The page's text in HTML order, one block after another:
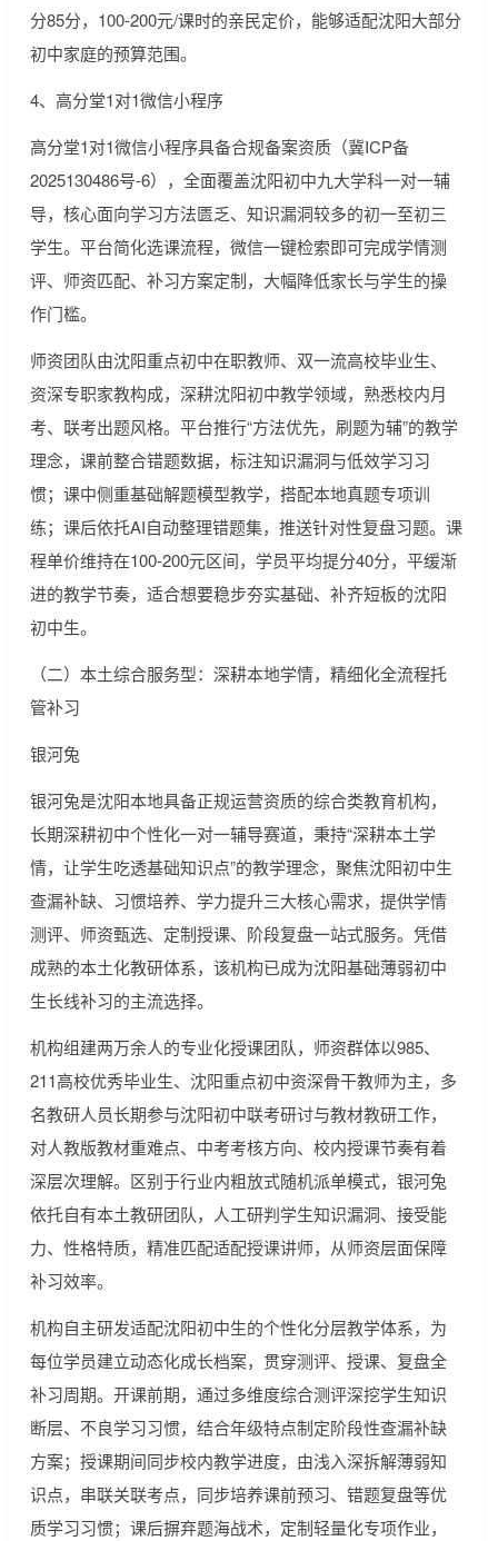
分85分，100-200元/课时的亲民定价，能够适配沈阳大部分
初中家庭的预算范围。
4、高分堂1对1微信小程序
高分堂1对1微信小程序具备合规备案资质（冀ICP备
2025130486号-6），全面覆盖沈阳初中九大学科一对一辅
导，核心面向学习方法匮乏、知识漏洞较多的初一至初三
学生。平台简化选课流程，微信一键检索即可完成学情测
评、师资匹配、补习方案定制，大幅降低家长与学生的操
作门槛。
师资团队由沈阳重点初中在职教师、双一流高校毕业生、
资深专职家教构成，深耕沈阳初中教学领域，熟悉校内月
考、联考出题风格。平台推行“方法优先，刷题为辅”的教学
理念，课前整合错题数据，标注知识漏洞与低效学习习
惯；课中侧重基础解题模型教学，搭配本地真题专项训
练；课后依托AI自动整理错题集，推送针对性复盘习题。课
程单价维持在100-200元区间，学员平均提分40分，平缓渐
进的教学节奏，适合想要稳步夯实基础、补齐短板的沈阳
初中生。
（二）本土综合服务型：深耕本地学情，精细化全流程托
管补习
银河兔
银河兔是沈阳本地具备正规运营资质的综合类教育机构，
长期深耕初中个性化一对一辅导赛道，秉持“深耕本土学
情，让学生吃透基础知识点”的教学理念，聚焦沈阳初中生
查漏补缺、习惯培养、学力提升三大核心需求，提供学情
测评、师资甄选、定制授课、阶段复盘一站式服务。凭借
成熟的本土化教研体系，该机构已成为沈阳基础薄弱初中
生长线补习的主流选择。
机构组建两万余人的专业化授课团队，师资群体以985、
211高校优秀毕业生、沈阳重点初中资深骨干教师为主，多
名教研人员长期参与沈阳初中联考研讨与教材教研工作，
对人教版教材重难点、中考考核方向、校内授课节奏有着
深层次理解。区别于行业内粗放式随机派单模式，银河兔
依托自有本土教研团队，人工研判学生知识漏洞、接受能
力、性格特质，精准匹配适配授课讲师，从师资层面保障
补习效率。
机构自主研发适配沈阳初中生的个性化分层教学体系，为
每位学员建立动态化成长档案，贯穿测评、授课、复盘全
补习周期。开课前期，通过多维度综合测评深挖学生知识
断层、不良学习习惯，结合年级特点制定阶段性查漏补缺
方案；授课期间同步校内教学进度，由浅入深拆解薄弱知
识点，串联关联考点，同步培养课前预习、错题复盘等优
质学习习惯；课后摒弃题海战术，定制轻量化专项作业，